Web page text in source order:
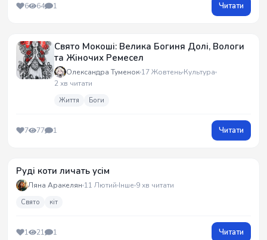
6 64 1 Читати
Свято Мокоші: Велика Богиня Долі, Вологи
та Жіночих Ремесел
Олександра Туменок 17 Жовтень Культура
2 хв читати
Життя Боги
7 77 1 Читати
Руді коти личать усім
Ляна Аракелян 11 Лютий Інше 9 хв читати
Свято кіт
1 21 1 Читати